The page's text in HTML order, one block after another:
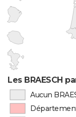
Les BRAESCH
Aucun